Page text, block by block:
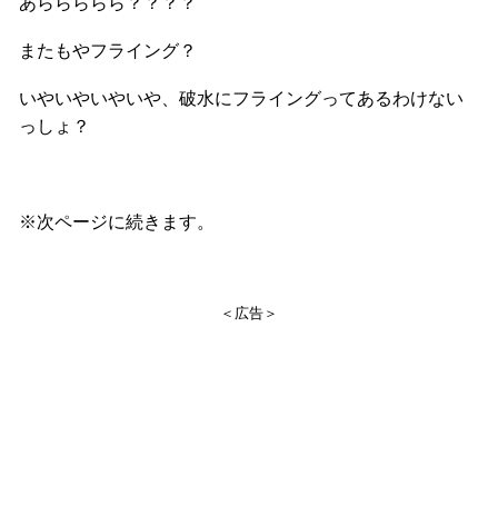
またもやフライング？
いやいやいやいや、破水にフライングってあるわけない
っしょ？
※次ページに続きます。
＜広告＞